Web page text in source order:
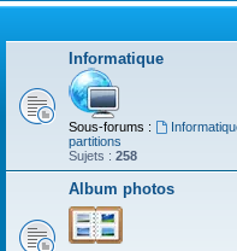
Informatique
Sous-forums :
partitions
Sujets : 258
Album photos